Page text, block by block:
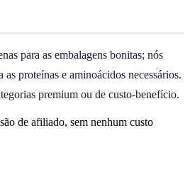
para as embalagens bonitas; nós
proteínas e aminoácidos necessários.
premium ou de custo-benefício.
de afiliado, sem nenhum custo